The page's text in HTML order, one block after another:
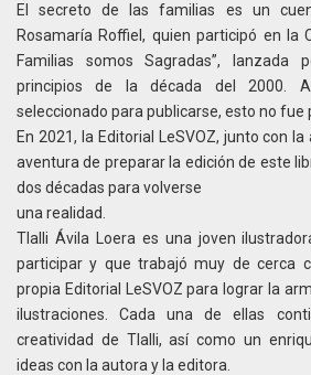
El secreto de las familias es un
Rosamaría Roffiel, quien participó en la
Familias somos Sagradas”, lanzada
principios de la década del 2000.
seleccionado para publicarse, esto no fue
En 2021, la Editorial LeSVOZ, junto con
aventura de preparar la edición de este
dos décadas para volverse
una realidad.
Tlalli Ávila Loera es una joven
participar y que trabajó muy de cerca
propia Editorial LeSVOZ para lograr la
ilustraciones. Cada una de ellas
creatividad de Tlalli, así como un
ideas con la autora y la editora.